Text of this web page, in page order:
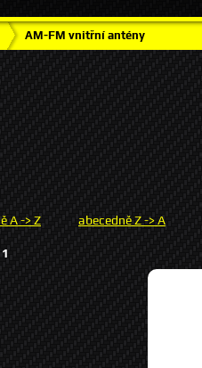
AM-FM vnitřní antény
A -> Z abecedně Z -> A
1